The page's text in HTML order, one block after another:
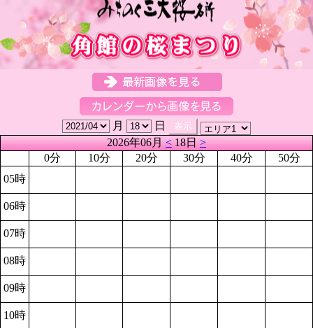
月
日
2026年06月<18日>
0分
10分 20分 30分 40分
50分
05時
06時
07時
08時
09時
10時